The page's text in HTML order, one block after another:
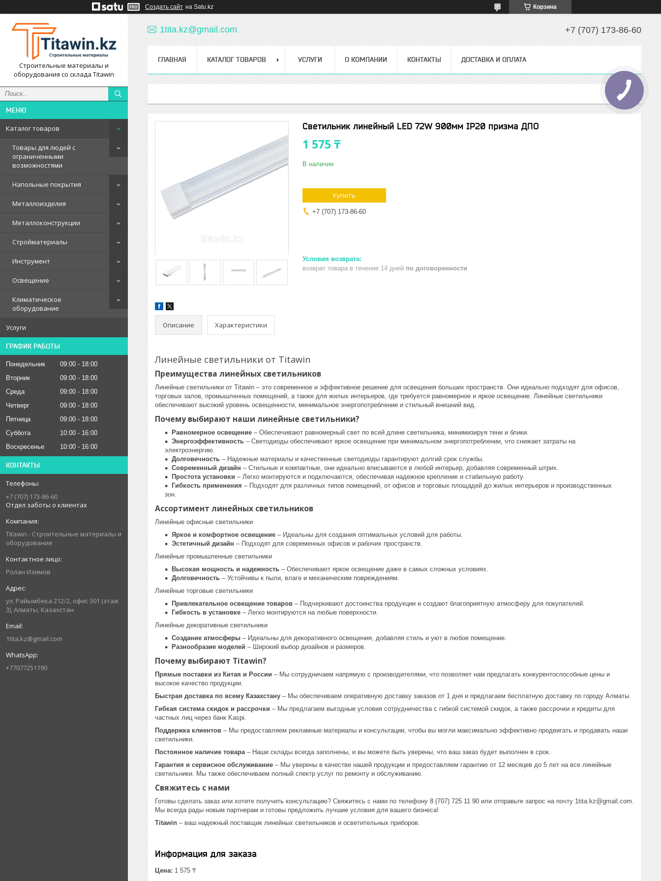
Создать сайт на Satu.kz Корзина
Строительные материалы и
оборудования со склада Titawin
Каталог товаров
Товары для людей с
ограниченными
возможностями
Напольные покрытия
Металлоизделия
Металлоконструкции
Стройматериалы
Инструмент
Освещение
Климатическое
оборудование
Услуги
ГРАФИК РАБОТЫ
Понедельник 09:00
18:00
Вторник
09:00
18:00
Среда
09:00
18:00
Четверг
09:00
18:00
Пятница
09:00
18:00
Суббота
10:00
16:00
Воскресенье
10:00 16:00
КОНТАКТЫ
+7 (707) 173-86-60
Отдел заботы о клиентах
Titawin - Строительные материалы и
оборудование
Ролан Изимов
ул. Райымбека 212/2, офис 301 (этаж
3), Алматы, Казахстан
1tita.kz@gmail.com
+77077251190
1tita.kz@gmail.com +7 (707) 173-86-60
ГЛАВНАЯ КАТАЛОГ ТОВАРОВ УСЛУГИ О КОМПАНИИ КОНТАКТЫ ДОСТАВКА И ОПЛАТА
Светильник линейный LED 72W 900мм IP20 призма ДПО
1 575 ₸
В наличии
Купить
+7 (707) 173-86-60
возврат товара в течение 14 дней по договоренности
Описание Характеристики
Линейные светильники от Titawin
Преимущества линейных светильников
Линейные светильники от Titawin – это современное и эффективное решение для освещения больших пространств. Они идеально подходят для офисов,
торговых залов, промышленных помещений, а также для жилых интерьеров, где требуется равномерное и яркое освещение. Линейные светильники
обеспечивают высокий уровень освещенности, минимальное энергопотребление и стильный внешний вид.
Почему выбирают наши линейные светильники?
Равномерное освещение – Обеспечивают равномерный свет по всей длине светильника, минимизируя тени и блики.
Энергоэффективность – Светодиоды обеспечивают яркое освещение при минимальном энергопотреблении, что снижает затраты на
электроэнергию.
Долговечность – Надежные материалы и качественные светодиоды гарантируют долгий срок службы.
Современный дизайн – Стильные и компактные, они идеально вписываются в любой интерьер, добавляя современный штрих.
Простота установки – Легко монтируются и подключаются, обеспечивая надежное крепление и стабильную работу.
Гибкость применения – Подходят для различных типов помещений, от офисов и торговых площадей до жилых интерьеров и производственных
зон.
Ассортимент линейных светильников
Линейные офисные светильники
Яркое и комфортное освещение – Идеальны для создания оптимальных условий для работы.
Эстетичный дизайн – Подходят для современных офисов и рабочих пространств.
Линейные промышленные светильники
Высокая мощность и надежность – Обеспечивают яркое освещение даже в самых сложных условиях.
Долговечность – Устойчивы к пыли, влаге и механическим повреждениям.
Линейные торговые светильники
Привлекательное освещение товаров – Подчеркивают достоинства продукции и создают благоприятную атмосферу для покупателей.
Гибкость в установке – Легко монтируются на любые поверхности.
Линейные декоративные светильники
Создание атмосферы – Идеальны для декоративного освещения, добавляя стиль и уют в любое помещение.
Разнообразие моделей – Широкий выбор дизайнов и размеров.
Почему выбирают Titawin?
Прямые поставки из Китая и России – Мы сотрудничаем напрямую с производителями, что позволяет нам предлагать конкурентоспособные цены и
высокое качество продукции.
Быстрая доставка по всему Казахстану – Мы обеспечиваем оперативную доставку заказов от 1 дня и предлагаем бесплатную доставку по городу Алматы.
Гибкая система скидок и рассрочки – Мы предлагаем выгодные условия сотрудничества с гибкой системой скидок, а также рассрочки и кредиты для
частных лиц через банк Kaspi.
Поддержка клиентов – Мы предоставляем рекламные материалы и консультации, чтобы вы могли максимально эффективно продвигать и продавать наши
светильники.
Постоянное наличие товара– Наши склады всегда заполнены, и вы можете быть уверены, что ваш заказ будет выполнен в срок.
Гарантия и сервисное обслуживание – Мы уверены в качестве нашей продукции и предоставляем гарантию от 12 месяцев до 5 лет на все линейные
светильники. Мы также обеспечиваем полный спектр услуг по ремонту и обслуживанию.
Свяжитесь с нами
Готовы сделать заказ или хотите получить консультацию? Свяжитесь с нами по телефону 8 (707) 725 11 90 или отправьте запрос на почту 1tita.kz@gmail.com.
Мы всегда рады новым партнерам и готовы предложить лучшие условия для вашего бизнеса!
Titawin – ваш надежный поставщик линейных светильников и осветительных приборов.
Информация для заказа
Цена: 1 575 ₸